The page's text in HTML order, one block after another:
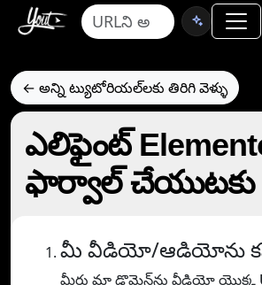
← అన్ని ట్యుటోరియల్‌లకు తిరిగి వెళ్ళు
ఎలిఫైంట్
ఫార్వాల్ చేయుటకు
మీ వీడియో/ఆడియోను
మీరు మా డొమైన్‌ను వీడియో యొక్క